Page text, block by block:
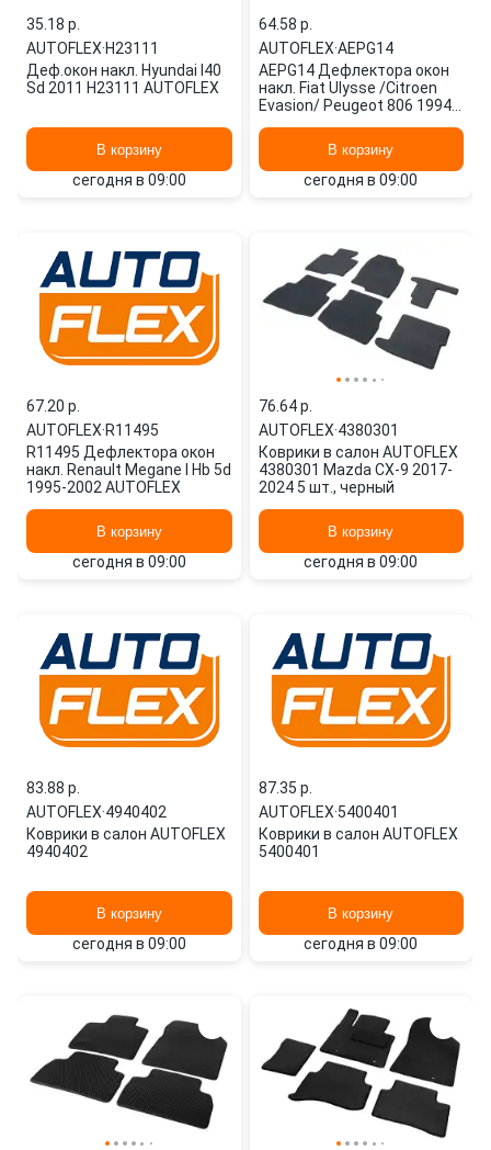
35.18 p.
AUTOFLEX·H23111
Деф.окон накл. Hyundai I40
Sd 2011 H23111 AUTOFLEX
В корзину
сегодня в 09:00
64.58 p.
AUTOFLEX·AEPG14
AEPG14 Дефлектора окон
накл. Fiat Ulysse /Citroen
Evasion/ Peugeot 806 1994-
В корзину
сегодня в 09:00
67.20 p.
AUTOFLEX·R11495
R11495 Дефлектора окон
накл. Renault Megane I Hb 5d
1995-2002 AUTOFLEX
В корзину
сегодня в 09:00
76.64 p.
AUTOFLEX·4380301
Коврики в салон AUTOFLEX
4380301 Mazda CX-9 2017-
2024 5 шт., черный
В корзину
сегодня в 09:00
83.88 p.
AUTOFLEX·4940402
Коврики в салон AUTOFLEX
4940402
В корзину
сегодня в 09:00
87.35 p.
AUTOFLEX·5400401
Коврики в салон AUTOFLEX
5400401
В корзину
сегодня в 09:00